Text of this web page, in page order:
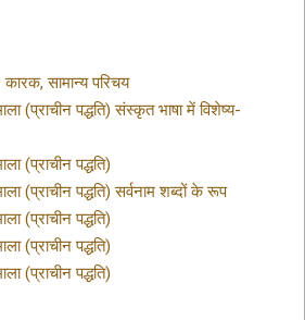
सामान्य परिचय
(प्राचीन पद्धति) संस्कृत भाषा में विशेष्य-
(प्राचीन पद्धति)
(प्राचीन पद्धति) सर्वनाम शब्दों के रूप
(प्राचीन पद्धति)
(प्राचीन पद्धति)
(प्राचीन पद्धति)